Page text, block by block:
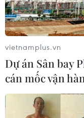
vietnamplus.vn
Dự án Sân bay
cán mốc vận